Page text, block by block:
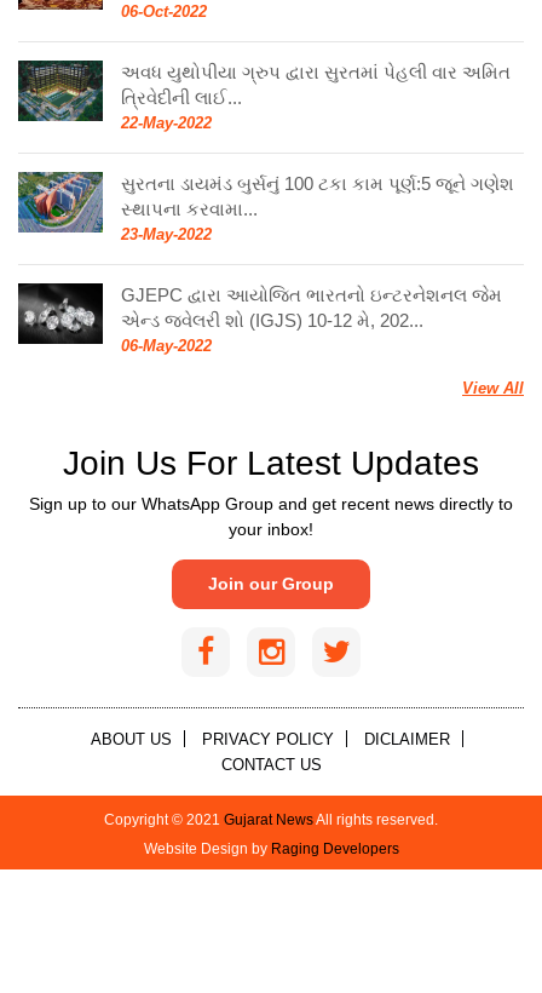
06-Oct-2022
અવધ યુથોપીયા ગ્રુપ દ્વારા સુરતમાં પેહલી વાર અમિત
ત્રિવેદીની લાઈ...
22-May-2022
સુરતના ડાયમંડ બુર્સનું 100 ટકા કામ પૂર્ણ:5 જૂને ગણેશ
સ્થાપના કરવામા...
23-May-2022
GJEPC દ્વારા આયોજિત ભારતનો ઇન્ટરનેશનલ જેમ
એન્ડ જ્વેલરી શો (IGJS) 10-12 મે, 202...
06-May-2022
View All
Join Us For Latest Updates
Sign up to our WhatsApp Group and get recent news directly to
your inbox!
Join our Group
ABOUT US PRIVACY POLICY
DICLAIMER
CONTACT US
Copyright © 2021 Gujarat NewsAll rights reserved.
Website Design by Raging Developers